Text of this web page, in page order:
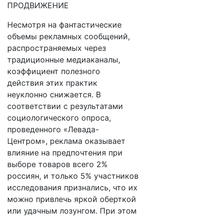
ПРОДВИЖЕНИЕ
Несмотря на фантастические
объемы рекламных сообщений,
распространяемых через
традиционные медиаканалы,
коэффициент полезного
действия этих практик
неуклонно снижается. В
соответствии с результатами
социологического опроса,
проведенного «Левада-
Центром», реклама оказывает
влияние на предпочтения при
выборе товаров всего 2%
россиян, и только 5% участников
исследования признались, что их
можно привлечь яркой оберткой
или удачным лозунгом. При этом